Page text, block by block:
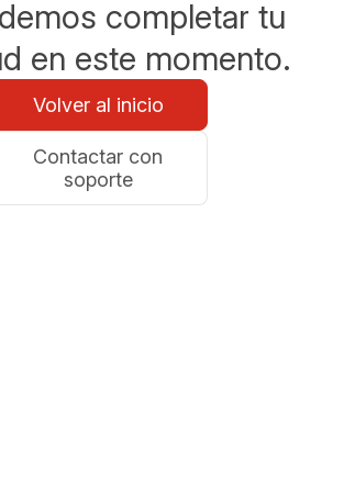
completar tu
en este momento.
Volver al inicio
Contactar con
soporte